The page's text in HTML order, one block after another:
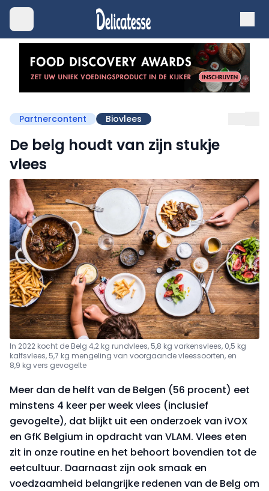
Partnercontent Biovlees
De belg houdt van zijn stukje
vlees
In 2022 kocht de Belg 4,2 kg rundvlees, 5,8 kg varkensvlees, 0,5 kg
kalfsvlees, 5,7 kg mengeling van voorgaande vleessoorten, en
8,9 kg vers gevogelte
Meer dan de helft van de Belgen (56 procent) eet
minstens 4 keer per week vlees (inclusief
gevogelte), dat blijkt uit een onderzoek van iVOX
en GfK Belgium in opdracht van VLAM. Vlees eten
zit in onze routine en het behoort bovendien tot de
eetcultuur. Daarnaast zijn ook smaak en
voedzaamheid belangrijke redenen van de Belg om